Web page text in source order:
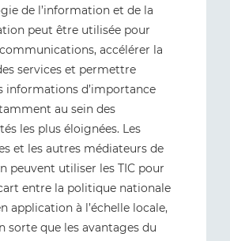
de l’information et de la
peut être utilisée pour
accélérer la
services et permettre
informations d’importance
au sein des
les plus éloignées. Les
et les autres médiateurs de
peuvent utiliser les TIC pour
entre la politique nationale
application à l’échelle locale,
sorte que les avantages du